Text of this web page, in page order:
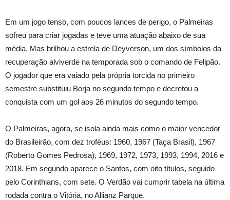
Em um jogo tenso, com poucos lances de perigo, o Palmeiras
sofreu para criar jogadas e teve uma atuação abaixo de sua
média. Mas brilhou a estrela de Deyverson, um dos símbolos da
recuperação alviverde na temporada sob o comando de Felipão.
O jogador que era vaiado pela própria torcida no primeiro
semestre substituiu Borja no segundo tempo e decretou a
conquista com um gol aos 26 minutos do segundo tempo.
O Palmeiras, agora, se isola ainda mais como o maior vencedor
do Brasileirão, com dez troféus: 1960, 1967 (Taça Brasil), 1967
(Roberto Gomes Pedrosa), 1969, 1972, 1973, 1993, 1994, 2016 e
2018. Em segundo aparece o Santos, com oito títulos, seguido
pelo Corinthians, com sete. O Verdão vai cumprir tabela na última
rodada contra o Vitória, no Allianz Parque.